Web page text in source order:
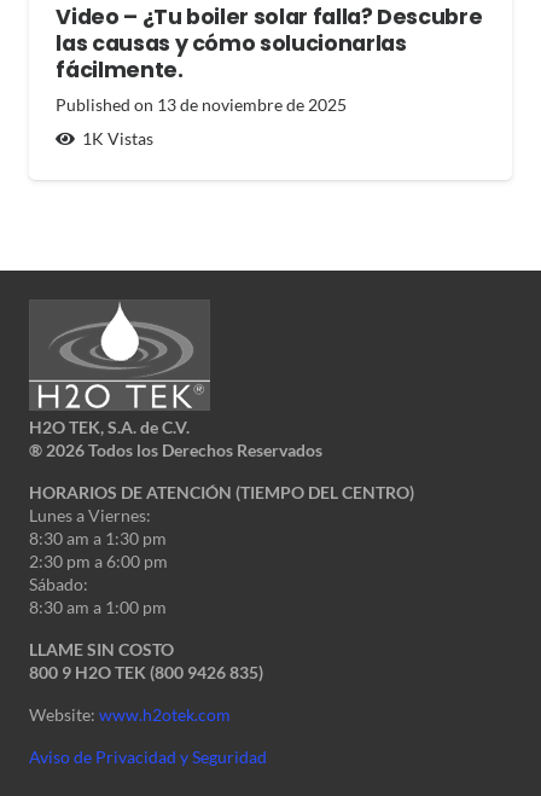
Video – ¿Tu boiler solar falla? Descubre
las causas y cómo solucionarlas
fácilmente.
Published on 13 de noviembre de 2025
1K Vistas
H2O TEK, S.A. de C.V.
® 2026 Todos los Derechos Reservados
HORARIOS DE ATENCIÓN (TIEMPO DEL CENTRO)
Lunes a Viernes:
8:30 am a 1:30 pm
2:30 pm a 6:00 pm
Sábado:
8:30 am a 1:00 pm
LLAME SIN COSTO
800 9 H2O TEK (800 9426 835)
Website: www.h2otek.com
Aviso de Privacidad y Seguridad